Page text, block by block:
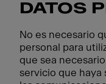
DATOS
No es necesario
personal para
que sea
servicio que haya